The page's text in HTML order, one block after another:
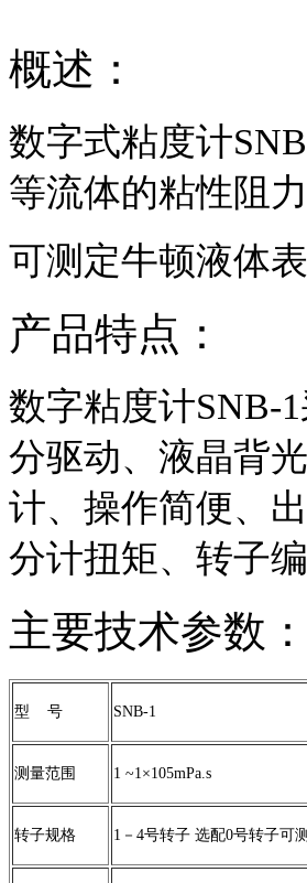
概述：
数字式粘度计
等流体的粘性阻力
可测定牛顿液体
产品特点：
数字粘度计SNB-
分驱动、液晶背
计、操作简便、
分计扭矩、转子
主要技术参数：
型 号 SNB-1
测量范围 1 ~1×105mPa.s
转子规格 1－4号转子 选配0号转子可